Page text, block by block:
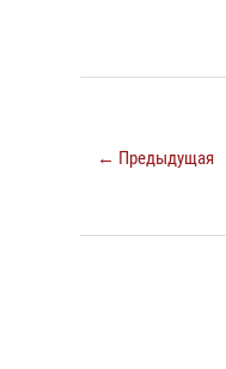
← Предыдущая